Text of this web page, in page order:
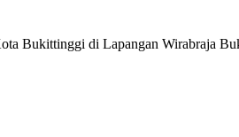
Bukittinggi di Lapangan Wirabraja